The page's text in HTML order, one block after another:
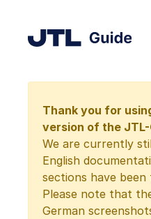
Thank you for
version of the JTL-
We are currently
English
sections have
Please note that
German